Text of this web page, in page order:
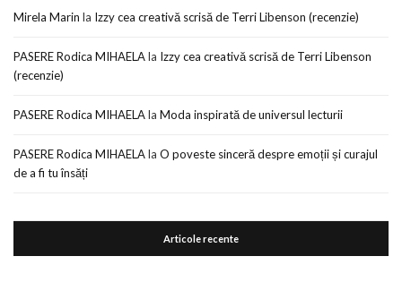
Mirela Marin la Izzy cea creativă scrisă de Terri Libenson (recenzie)
PASERE Rodica MIHAELAla Izzy cea creativă scrisă de Terri Libenson
(recenzie)
PASERE Rodica MIHAELAla Moda inspirată de universul lecturii
PASERE Rodica MIHAELAla O poveste sinceră despre emoții și curajul
de a fi tu însăți
Articole recente